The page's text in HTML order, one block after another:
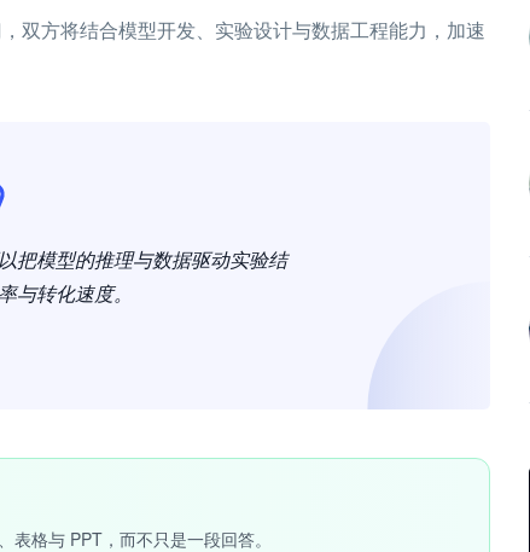
双方将结合模型开发、实验设计与数据工程能力，加速
把模型的推理与数据驱动实验结
与转化速度。
格与 PPT，而不只是一段回答。